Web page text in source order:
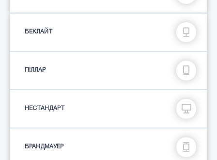
БЕКЛАЙТ
ПIЛЛАР
НЕСТАНДАРТ
БРАНДМАУЕР